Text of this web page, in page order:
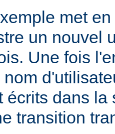
met
un nouvel
Une fois
écrits dans
transition